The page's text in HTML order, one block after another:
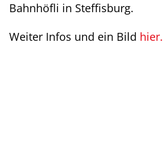
Bahnhöfli in Steffisburg.
Weiter Infos und ein Bild hier.